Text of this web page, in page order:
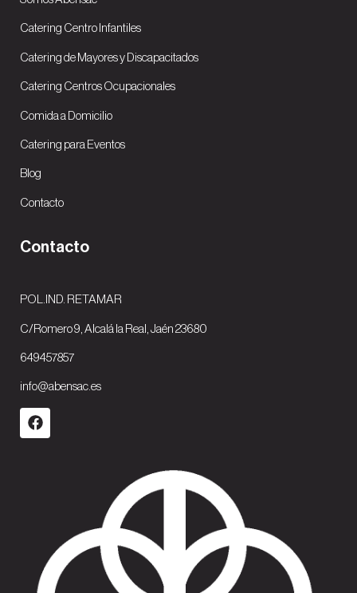
Catering Centro Infantiles
Catering de Mayores y Discapacitados
Catering Centros Ocupacionales
Comida a Domicilio
Catering para Eventos
Blog
Contacto
Contacto
POL.IND. RETAMAR
C/Romero 9, Alcalá la Real, Jaén 23680
649457857
info@abensac.es